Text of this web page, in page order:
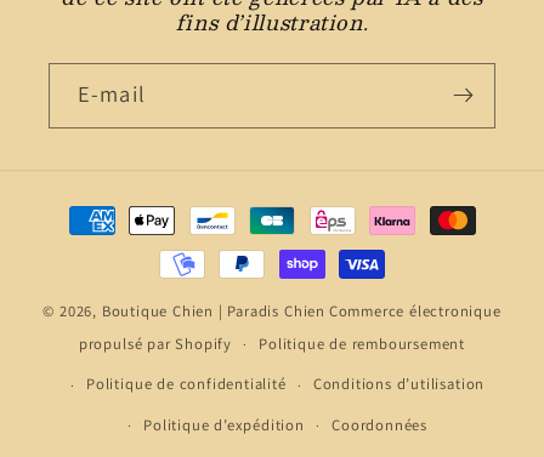
fins d’illustration.
E-mail
Moyens
de
© 2026, Boutique Chien | Paradis Chien Commerce électronique
propulsé par Shopify
Politique de remboursement
Politique de confidentialité
Conditions d’utilisation
Politique d’expédition
Coordonnées